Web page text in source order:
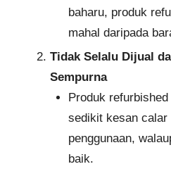
baharu, produk
mahal daripada
Tidak Selalu Dijual
Sempurna
Produk
sedikit kesan calar
penggunaan,
baik.